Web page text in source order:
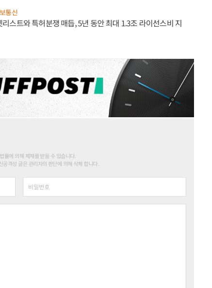
통신
스트와 특허분쟁 매듭, 5년 동안 최대 1.3조 라이선스비 지
률에 의해 제재를 받을 수 있습니다.
격성 글은 관리자의 판단에 의해 삭제 합니다.